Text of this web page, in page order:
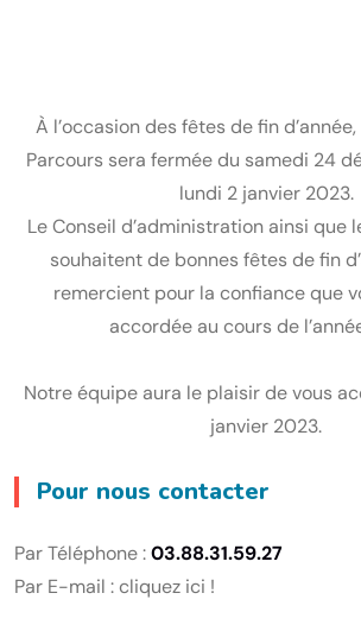
À l’occasion des fêtes de fin
Parcours sera fermée du samedi 24
lundi 2 janvier 2023.
Le Conseil d’administration ainsi que
souhaitent de bonnes fêtes de fin
remercient pour la confiance que
accordée au cours de
Notre équipe aura le plaisir de vous
janvier 2023.
Pour nous contacter
Par Téléphone :03.88.31.59.27
Par E-mail : cliquez ici !